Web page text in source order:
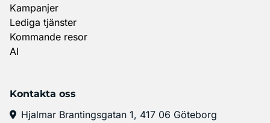
Kampanjer
Lediga tjänster
Kommande resor
AI
Kontakta oss
Hjalmar Brantingsgatan 1, 417 06 Göteborg